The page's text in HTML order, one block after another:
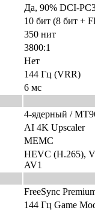
Да, 90% DCI-
10 бит (8 бит +
350 нит
3800:1
Нет
144 Гц (VRR)
6 мс
4-ядерный /
AI 4K Upscaler
MEMC
HEVC (H.265),
AV1
FreeSync
144 Гц Game